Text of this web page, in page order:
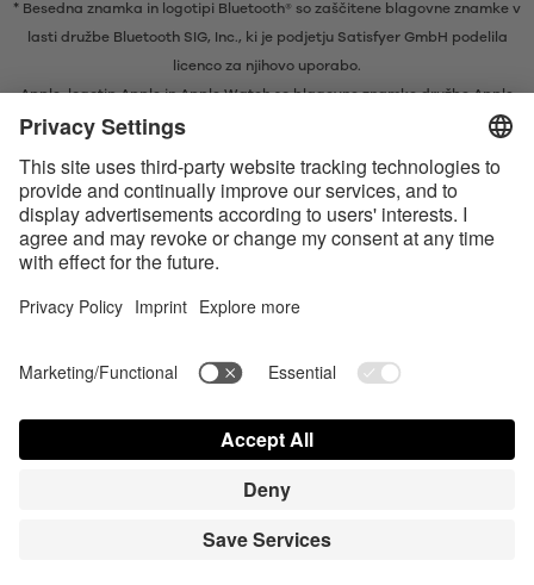
* Besedna znamka in logotipi Bluetooth® so zaščitene blagovne znamke v
lasti družbe Bluetooth SIG, Inc., ki je podjetju Satisfyer GmbH podelila
licenco za njihovo uporabo.
Apple, logotip Apple in Apple Watch so blagovne znamke družbe Apple
Inc. Google Play in logotip Google Play sta blagovni znamki družbe
Apple, Apple-logotypen och Apple Watch är varumärken tillhörande
Apple Inc. Google Play och Google Play-logotypen är varumärken som
tillhör Google LLC.
Contact us today
Bruksanvisning Kontakt